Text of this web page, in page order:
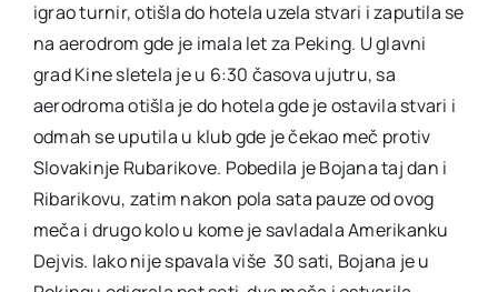
igrao turnir, otišla do hotela uzela stvari i zaputila se
na aerodrom gde je imala let za Peking. U glavni
grad Kine sletela je u 6:30 časova ujutru, sa
aerodroma otišla je do hotela gde je ostavila stvari i
odmah se uputila u klub gde je čekao meč protiv
Slovakinje Rubarikove. Pobedila je Bojana taj dan i
Ribarikovu, zatim nakon pola sata pauze od ovog
meča i drugo kolo u kome je savladala Amerikanku
Dejvis. Iako nije spavala više 30 sati, Bojana je u